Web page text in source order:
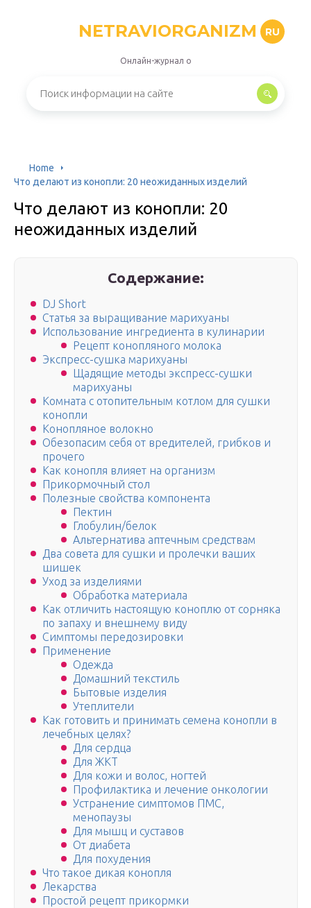
NETRAVIORGANIZM RU
Онлайн-журнал о
Home
Что делают из конопли: 20 неожиданных изделий
Что делают из конопли: 20
неожиданных изделий
Содержание:
DJ Short
Статья за выращивание марихуаны
Использование ингредиента в кулинарии
Рецепт конопляного молока
Экспресс-сушка марихуаны
Щадящие методы экспресс-сушки
марихуаны
Комната с отопительным котлом для сушки
конопли
Конопляное волокно
Обезопасим себя от вредителей, грибков и
прочего
Как конопля влияет на организм
Прикормочный стол
Полезные свойства компонента
Пектин
Глобулин/белок
Альтернатива аптечным средствам
Два совета для сушки и пролечки ваших
шишек
Уход за изделиями
Обработка материала
Как отличить настоящую коноплю от сорняка
по запаху и внешнему виду
Симптомы передозировки
Применение
Одежда
Домашний текстиль
Бытовые изделия
Утеплители
Как готовить и принимать семена конопли в
лечебных целях?
Для сердца
Для ЖКТ
Для кожи и волос, ногтей
Профилактика и лечение онкологии
Устранение симптомов ПМС,
менопаузы
Для мышц и суставов
От диабета
Для похудения
Что такое дикая конопля
Лекарства
Простой рецепт прикормки